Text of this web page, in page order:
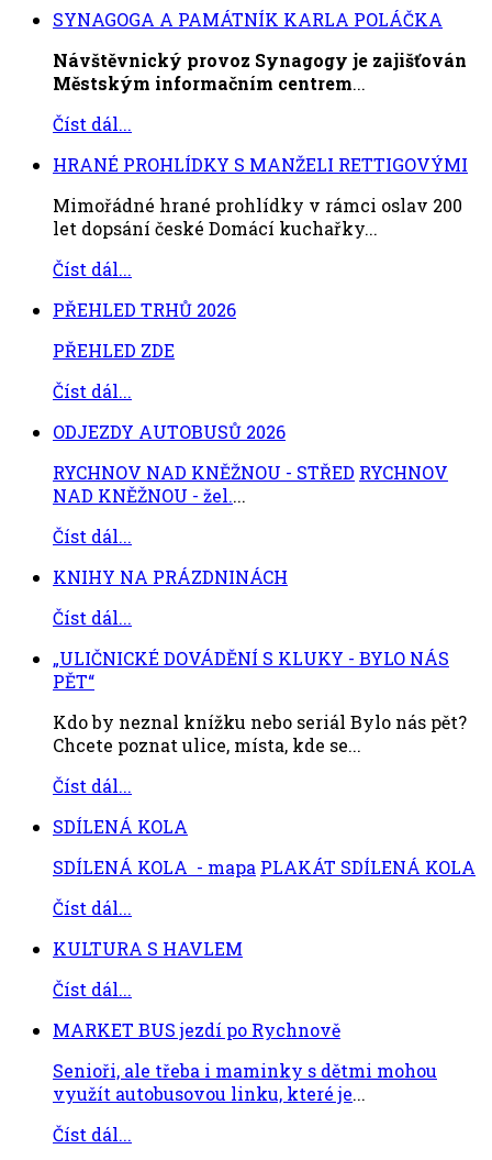
SYNAGOGA A PAMÁTNÍK KARLA POLÁČKA
Návštěvnický provoz Synagogy je zajišťován
Městským informačním centrem...
Číst dál...
HRANÉ PROHLÍDKY S MANŽELI RETTIGOVÝMI
Mimořádné hrané prohlídky v rámci oslav 200
let dopsání české Domácí kuchařky...
Číst dál...
PŘEHLED TRHŮ 2026
PŘEHLED ZDE
Číst dál...
ODJEZDY AUTOBUSŮ 2026
RYCHNOV NAD KNĚŽNOU - STŘED RYCHNOV
NAD KNĚŽNOU - žel....
Číst dál...
KNIHY NA PRÁZDNINÁCH
Číst dál...
„ULIČNICKÉ DOVÁDĚNÍ S KLUKY - BYLO NÁS
PĚT“
Kdo by neznal knížku nebo seriál Bylo nás pět?
Chcete poznat ulice, místa, kde se...
Číst dál...
SDÍLENÁ KOLA
SDÍLENÁ KOLA - mapa PLAKÁT SDÍLENÁ KOLA
Číst dál...
KULTURA S HAVLEM
Číst dál...
MARKET BUS jezdí po Rychnově
Senioři, ale třeba i maminky s dětmi mohou
využít autobusovou linku, které je...
Číst dál...